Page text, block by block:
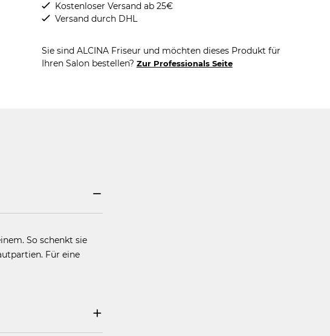
Kostenloser Versand ab 25€
Versand durch DHL
Sie sind ALCINA Friseur und möchten dieses Produkt für
Ihren Salon bestellen? Zur Professionals Seite
So schenkt sie
Für eine